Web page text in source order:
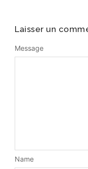
Laisser un
Message
Name